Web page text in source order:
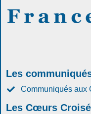
Les
Communiqués
Les Cœurs